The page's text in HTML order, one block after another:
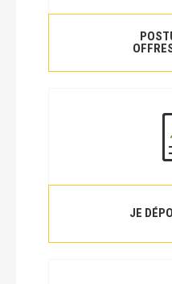
JE